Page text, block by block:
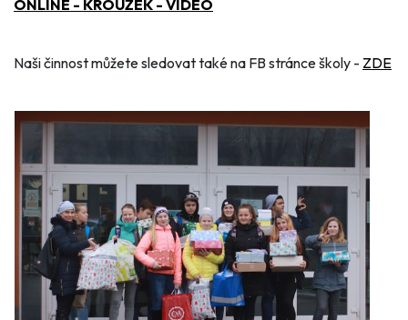
ONLINE - KROUŽEK - VIDEO
Naši činnost můžete sledovat také na FB stránce školy - ZDE